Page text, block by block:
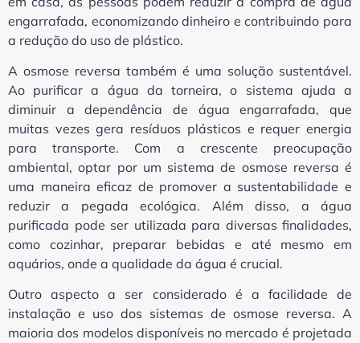
engarrafada, economizando dinheiro e contribuindo para
a redução do uso de plástico.
A osmose reversa também é uma solução sustentável.
Ao purificar a água da torneira, o sistema ajuda a
diminuir a dependência de água engarrafada, que
muitas vezes gera resíduos plásticos e requer energia
para transporte. Com a crescente preocupação
ambiental, optar por um sistema de osmose reversa é
uma maneira eficaz de promover a sustentabilidade e
reduzir a pegada ecológica. Além disso, a água
purificada pode ser utilizada para diversas finalidades,
como cozinhar, preparar bebidas e até mesmo em
aquários, onde a qualidade da água é crucial.
Outro aspecto a ser considerado é a facilidade de
instalação e uso dos sistemas de osmose reversa. A
maioria dos modelos disponíveis no mercado é projetada